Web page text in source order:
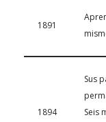
1891
1894
Sus
Seis